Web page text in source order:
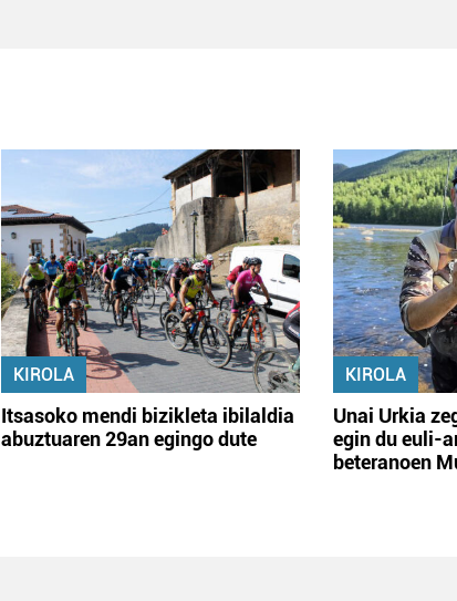
KIROLA
Itsasoko mendi bizikleta ibilaldia
abuztuaren 29an egingo dute
KIROLA
Unai Urkia
egin du euli-
beteranoen